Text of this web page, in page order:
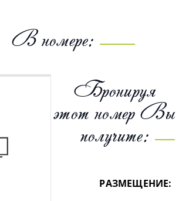
В номере:
Бронируя
этот номер Вы
получите:
РАЗМЕЩЕНИЕ: